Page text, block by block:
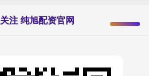
关注 纯旭配资官网